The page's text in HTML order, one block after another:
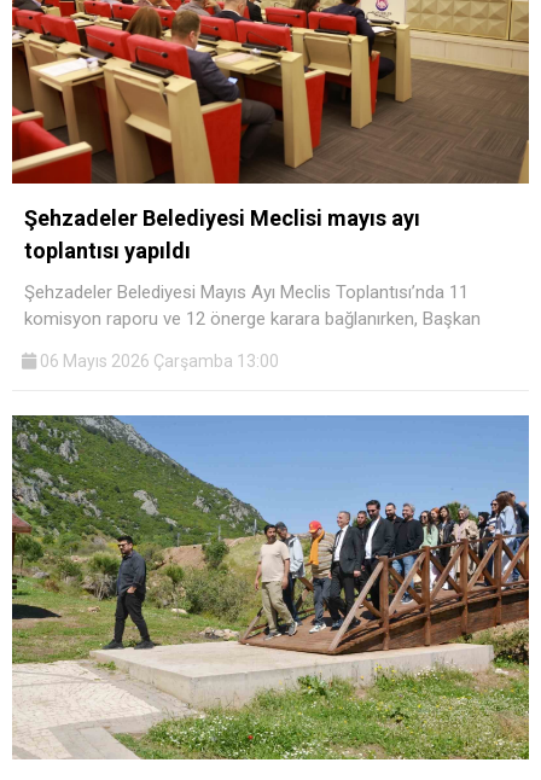
Şehzadeler Belediyesi Meclisi mayıs ayı
toplantısı yapıldı
Şehzadeler Belediyesi Mayıs Ayı Meclis Toplantısı’nda 11
komisyon raporu ve 12 önerge karara bağlanırken, Başkan
06 Mayıs 2026 Çarşamba 13:00